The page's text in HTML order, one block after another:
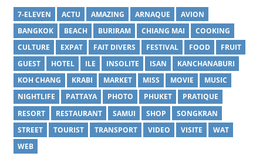
7-ELEVEN ACTU AMAZING ARNAQUE
AVION
BANGKOK
BEACH BURIRAM CHIANG MAI
COOKING
CULTURE
EXPAT FAIT DIVERS FESTIVAL FOOD
FRUIT
GUEST
HOTEL ILE INSOLITE ISAN
KANCHANABURI
KOH CHANG
KRABI MARKET MISS MOVIE
MUSIC
NIGHTLIFE
PATTAYA PHOTO PHUKET
PRATIQUE
RESORT
RESTAURANT SAMUI SHOP
SONGKRAN
STREET
TOURIST TRANSPORT VIDEO VISITE
WAT
WEB